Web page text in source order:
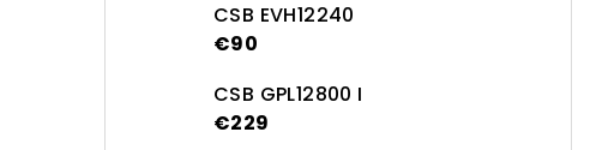
CSB EVH12240
€90
CSB GPL12800 I
€229